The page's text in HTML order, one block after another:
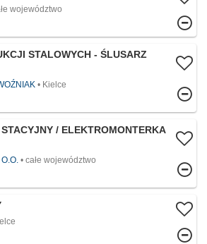
województwo
STALOWYCH - ŚLUSARZ
Kielce
/ ELEKTROMONTERKA
całe województwo